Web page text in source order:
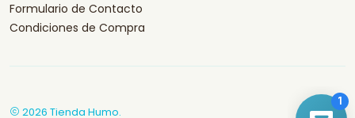
Formulario de Contacto
Condiciones de Compra
2026 Tienda Humo.